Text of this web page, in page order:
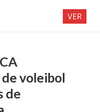
voleibol
de
VER